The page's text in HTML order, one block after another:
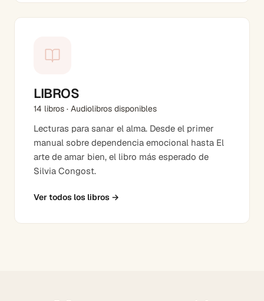
LIBROS
14 libros · Audiolibros disponibles
Lecturas para sanar el alma. Desde el primer
manual sobre dependencia emocional hasta El
arte de amar bien, el libro más esperado de
Silvia Congost.
Ver todos los libros →